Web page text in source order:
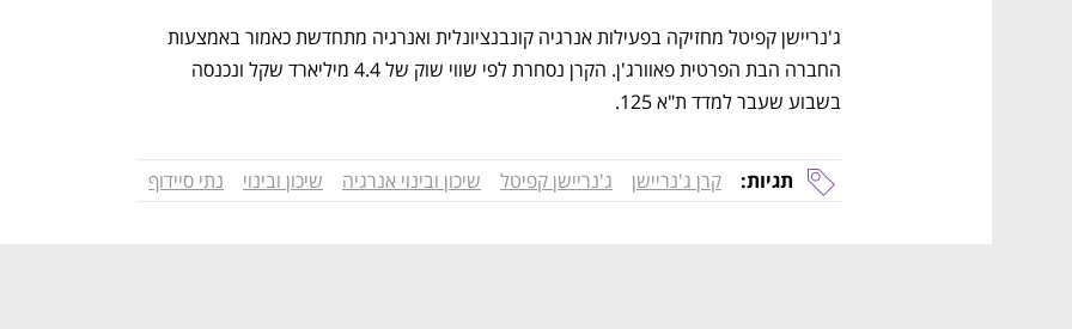
בשבוע שעבר למדד ת"א 125.
תגיות: קרן ג'נריישן ג'נריישן קפיטל שיכון ובינוי אנרגיה שיכון ובינוי נתי סיידוף